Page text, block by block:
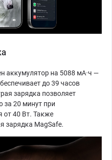
аккумулятор на 5088 мА·ч —
до 39 часов
зарядка позволяет
за 20 минут при
от 40 Вт. Также
зарядка MagSafe.